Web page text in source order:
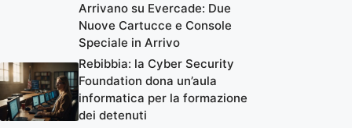
Arrivano su Evercade: Due
Nuove Cartucce e Console
Speciale in Arrivo
Rebibbia: la Cyber Security
Foundation dona un’aula
informatica per la formazione
dei detenuti